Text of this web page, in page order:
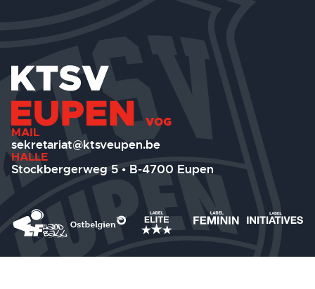
MAIL
sekretariat@ktsveupen.be
HALLE
Stockbergerweg 5 • B-4700 Eupen